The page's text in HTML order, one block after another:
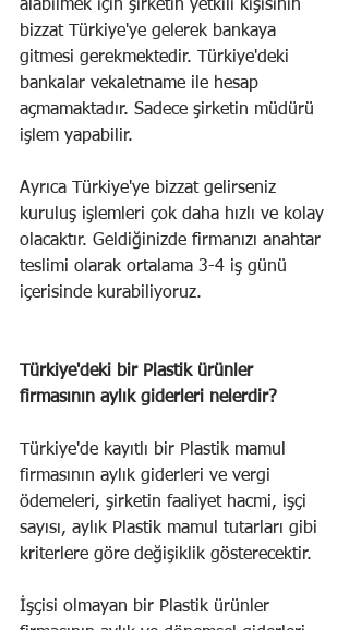
alabilmek için şirketin yetkili kişisinin
bizzat Türkiye'ye gelerek bankaya
gitmesi gerekmektedir. Türkiye'deki
bankalar vekaletname ile hesap
açmamaktadır. Sadece şirketin müdürü
işlem yapabilir.
Ayrıca Türkiye'ye bizzat gelirseniz
kuruluş işlemleri çok daha hızlı ve kolay
olacaktır. Geldiğinizde firmanızı anahtar
teslimi olarak ortalama 3-4 iş günü
içerisinde kurabiliyoruz.
Türkiye'deki bir Plastik ürünler
firmasının aylık giderleri nelerdir?
Türkiye'de kayıtlı bir Plastik mamul
firmasının aylık giderleri ve vergi
ödemeleri, şirketin faaliyet hacmi, işçi
sayısı, aylık Plastik mamul tutarları gibi
kriterlere göre değişiklik gösterecektir.
İşçisi olmayan bir Plastik ürünler